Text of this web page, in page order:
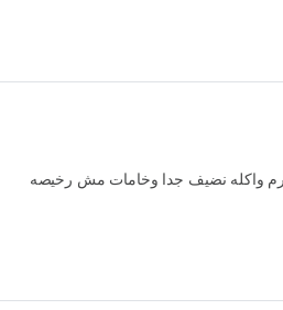
واكله نضيف جدا وخامات مش رخيصه